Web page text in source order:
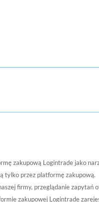
zakupową Logintrade jako
tylko przez platformę zakupową.
firmy, przeglądanie zapytań
zakupowej Logintrade